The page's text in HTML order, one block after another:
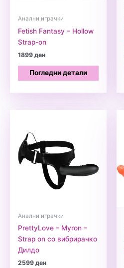
Анални играчки
Fetish Fantasy – Hollow
Strap-on
1899ден
Погледни детали
Анални играчки
PrettyLove – Myron –
Strap on со вибрирачко
Дилдо
2599ден